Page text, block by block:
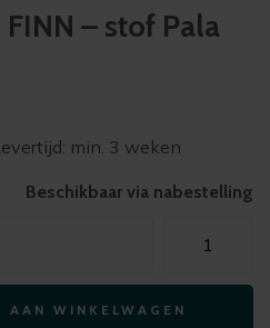
– stof Pala
min. 3 weken
Beschikbaar via nabestelling
armstoel
FINN
-
AAN WINKELWAGEN